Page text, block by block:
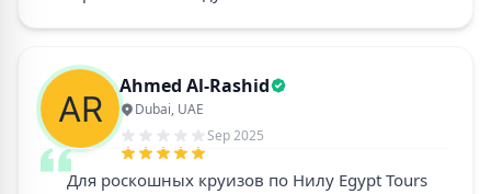
Ahmed Al-Rashid
Dubai, UAE
Sep 2025
Для роскошных круизов по Нилу Egypt Tours